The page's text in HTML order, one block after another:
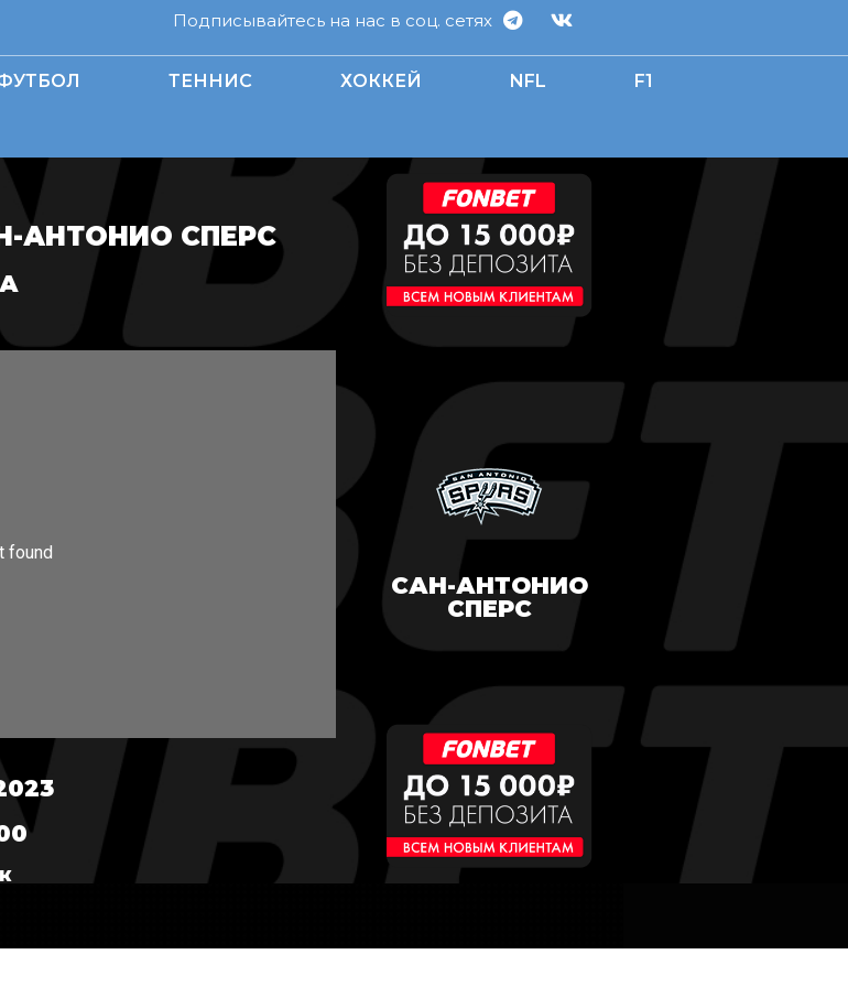
Подписывайтесь на нас в соц. сетях
ТЕННИС ХОККЕЙ NFL F1
АНТОНИО СПЕРС
САН-АНТОНИО
СПЕРС